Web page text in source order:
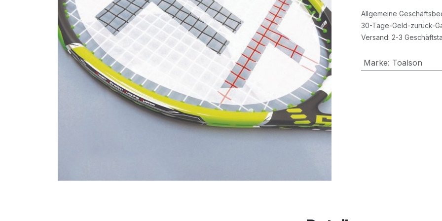
Allgemeine
30-Tage-Geld-zurück-
Versand: 2-3
Marke: Toalson